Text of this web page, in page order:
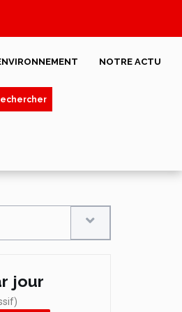
NOTRE ACTU
jour